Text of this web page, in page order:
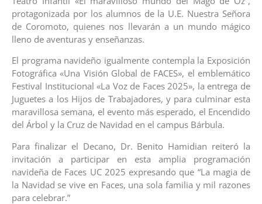
protagonizada por los alumnos de la U.E. Nuestra Señora
de Coromoto, quienes nos llevarán a un mundo mágico
lleno de aventuras y enseñanzas.‎‎
El programa navideño igualmente contempla la Exposición
Fotográfica «Una Visión Global de FACES», el emblemático
Festival Institucional «La Voz de Faces 2025», la entrega de
Juguetes a los Hijos de Trabajadores, y para culminar esta
maravillosa semana, el evento más esperado, el Encendido
del Árbol y la Cruz de Navidad en el campus Bárbula.‎‎
Para finalizar el Decano, Dr. Benito Hamidian reiteró la
invitación a participar en esta amplia programación
navideña de Faces UC 2025 expresando que “La magia de
la Navidad se vive en Faces, una sola familia y mil razones
para celebrar.”